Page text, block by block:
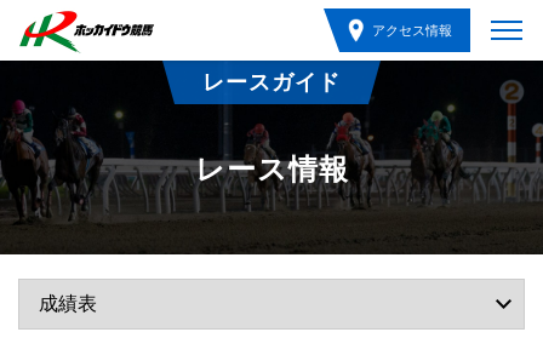
アクセス情報
レースガイド
レース情報